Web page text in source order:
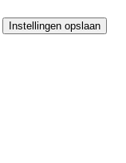
Instellingen opslaan